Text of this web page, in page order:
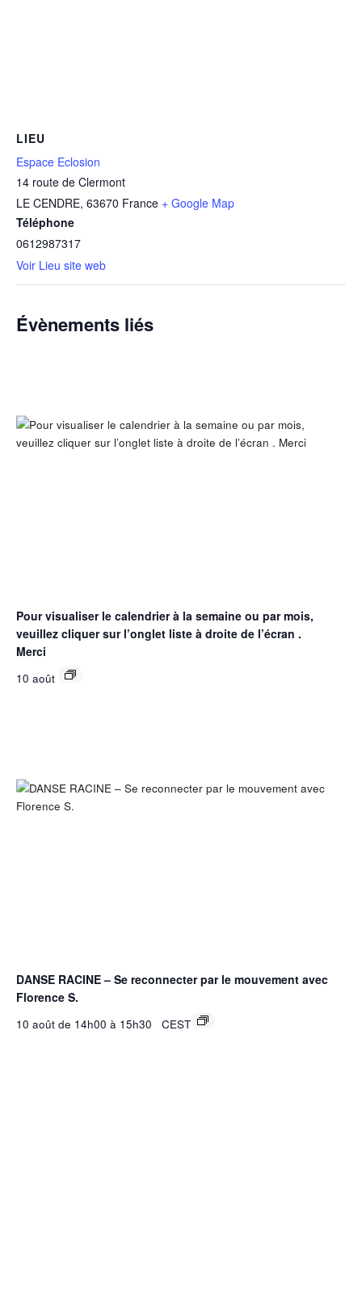
LIEU
Espace Eclosion
14 route de Clermont
LE CENDRE, 63670 France + Google Map
Téléphone
0612987317
Voir Lieu site web
Évènements liés
Pour visualiser le calendrier à la semaine ou par mois,
veuillez cliquer sur l’onglet liste à droite de l’écran .
Merci
10 août
DANSE RACINE – Se reconnecter par le mouvement avec
Florence S.
10 août de 14h00 à 15h30 CEST